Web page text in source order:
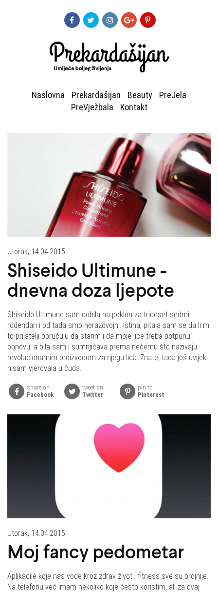
Naslovna Prekardašijan Beauty
PreJela
PreVježbala
Kontakt
Utorak, 14.04.2015.
Shiseido Ultimune -
dnevna doza ljepote
Shiseido Ultimune sam dobila na poklon za trideset sedmi
rođendan i od tada smo nerazdvojni. Istina, pitala sam se da li mi
to prijatelji poručuju da starim i da moje lice treba potpunu
obnovu, a bila sam i sumnjičava prema nečemu što nazivaju
revolucionarnim proizvodom za njegu lica. Znate, tada još uvijek
nisam vjerovala u čuda.
share on
Facebook
tweet on
Twitter
pin to
Pinterest
Utorak, 14.04.2015.
Moj fancy pedometar
Aplikacije koje nas vode kroz zdrav život i fitness sve su brojnije.
Na telefonu već imam nekoliko koje često koristim, ali za ovaj